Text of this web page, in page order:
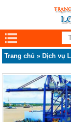
Trang chủ » Dịch vụ